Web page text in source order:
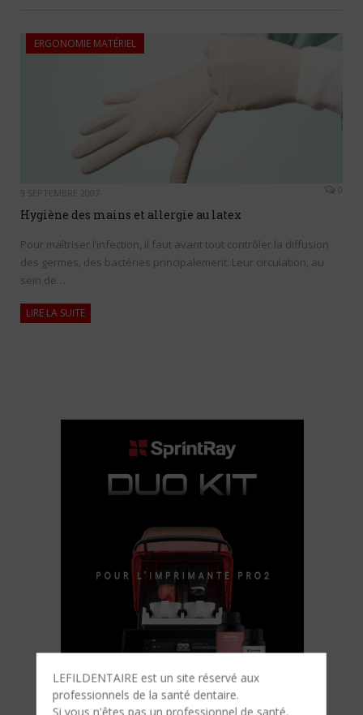
LEFILDENTAIRE est un site réservé aux
professionnels de la santé dentaire.
Si vous n'êtes​ pas un professionnel de santé,
ERGONOMIE MATÉRIEL
9 SEPTEMBRE 2007 0
Hygiène des mains et allergie au latex
Pour maîtriser l’infection, il faut avant tout contrôler la diffusion
des germes, des bactéries principalement. Leur circulation, au
sein de…
LIRE LA SUITE